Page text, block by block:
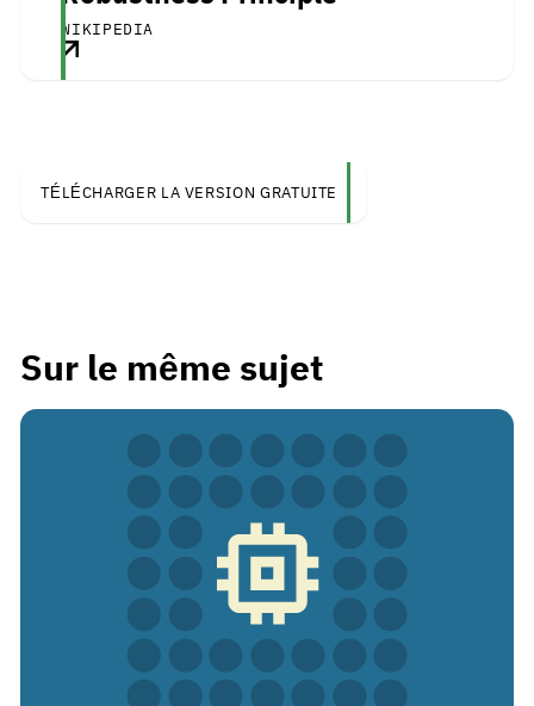
WIKIPEDIA
TÉLÉCHARGER LA VERSION GRATUITE
Sur le même sujet